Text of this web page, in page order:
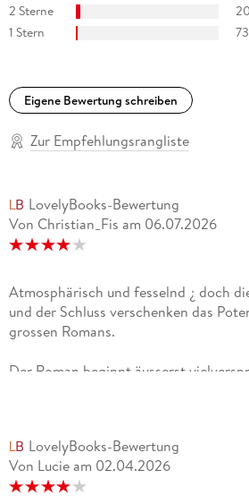
2 Sterne
1 Stern
73
Eigene Bewertung schreiben
Zur Empfehlungsrangliste
LovelyBooks-Bewertung
Von Christian_Fis am 06.07.2026
Atmosphärisch und fesselnd ¿ doch
und der Schluss verschenken das
grossen Romans.
Der Roman beginnt äusserst
dessen Bücher auf mysteriöse Weise
offenbar von einer Figur aus seinen
verbrannt werden.Dies mag zu Beginn
LovelyBooks-Bewertung
Von Lucie am 02.04.2026